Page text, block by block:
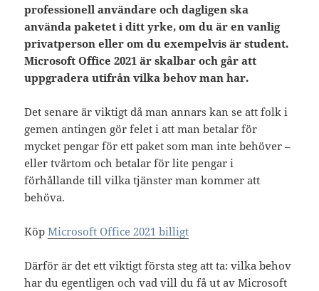
professionell användare och dagligen ska
använda paketet i ditt yrke, om du är en vanlig
privatperson eller om du exempelvis är student.
Microsoft Office 2021 är skalbar och går att
uppgradera utifrån vilka behov man har.
Det senare är viktigt då man annars kan se att folk i
gemen antingen gör felet i att man betalar för
mycket pengar för ett paket som man inte behöver –
eller tvärtom och betalar för lite pengar i
förhållande till vilka tjänster man kommer att
behöva.
KöpMicrosoft Office 2021 billigt
Därför är det ett viktigt första steg att ta: vilka behov
har du egentligen och vad vill du få ut av Microsoft